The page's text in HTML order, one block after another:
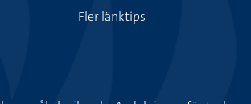
Fler länktips